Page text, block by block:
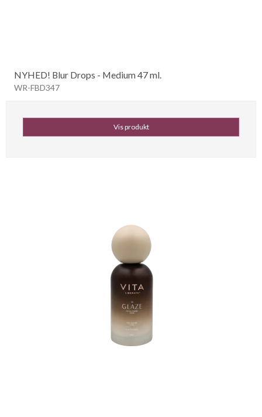
NYHED! Blur Drops - Medium 47 ml.
WR-FBD347
Vis produkt